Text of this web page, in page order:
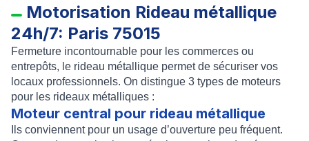
Motorisation Rideau métallique
24h/7: Paris 75015
Fermeture incontournable pour les commerces ou
entrepôts, le rideau métallique permet de sécuriser vos
locaux professionnels. On distingue 3 types de moteurs
pour les rideaux métalliques :
Moteur central pour rideau métallique
Ils conviennent pour un usage d’ouverture peu fréquent.